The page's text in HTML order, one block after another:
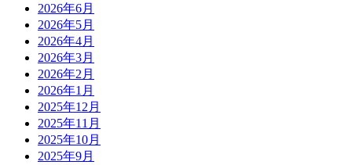
2026年6月
2026年5月
2026年4月
2026年3月
2026年2月
2026年1月
2025年12月
2025年11月
2025年10月
2025年9月